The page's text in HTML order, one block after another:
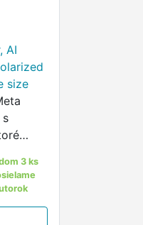
AI
size
AI,
to,
a
3 ks